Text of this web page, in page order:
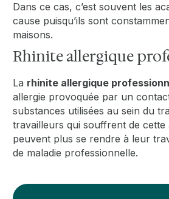
Dans ce cas, c’est souvent les
cause puisqu’ils sont
maisons.
Rhinite allergique
La rhinite allergique
allergie provoquée par un
substances utilisées au sein du
travailleurs qui souffrent de cette
peuvent plus se rendre à leur
de maladie professionnelle.